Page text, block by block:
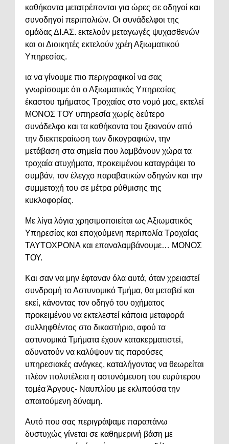
καθήκοντα μετατρέπονται για ώρες σε οδηγοί και
συνοδηγοί περιπολιών. Οι συνάδελφοι της
ομάδας ΔΙ.ΑΣ. εκτελούν μεταγωγές ψυχασθενών
και οι Διοικητές εκτελούν χρέη Αξιωματικού
Υπηρεσίας.
ια να γίνουμε πιο περιγραφικοί να σας
γνωρίσουμε ότι ο Αξιωματικός Υπηρεσίας
έκαστου τμήματος Τροχαίας στο νομό μας, εκτελεί
ΜΟΝΟΣ ΤΟΥ υπηρεσία χωρίς δεύτερο
συνάδελφο και τα καθήκοντα του ξεκινούν από
την διεκπεραίωση των δικογραφιών, την
μετάβαση στα σημεία που λαμβάνουν χώρα τα
τροχαία ατυχήματα, προκειμένου καταγράψει το
συμβάν, τον έλεγχο παραβατικών οδηγών και την
συμμετοχή του σε μέτρα ρύθμισης της
κυκλοφορίας.
Με λίγα λόγια χρησιμοποιείται ως Αξιωματικός
Υπηρεσίας και εποχούμενη περιπολία Τροχαίας
ΤΑΥΤΟΧΡΟΝΑ και επαναλαμβάνουμε… ΜΟΝΟΣ
ΤΟΥ.
Και σαν να μην έφταναν όλα αυτά, όταν χρειαστεί
συνδρομή το Αστυνομικό Τμήμα, θα μεταβεί και
εκεί, κάνοντας τον οδηγό του οχήματος
προκειμένου να εκτελεστεί κάποια μεταφορά
συλληφθέντος στο δικαστήριο, αφού τα
αστυνομικά Τμήματα έχουν κατακερματιστεί,
αδυνατούν να καλύψουν τις παρούσες
υπηρεσιακές ανάγκες, καταλήγοντας να θεωρείται
πλέον πολυτέλεια η αστυνόμευση του ευρύτερου
τομέα Άργους- Ναυπλίου με εκλιπούσα την
απαιτούμενη δύναμη.
Αυτό που σας περιγράψαμε παραπάνω
δυστυχώς γίνεται σε καθημερινή βάση με